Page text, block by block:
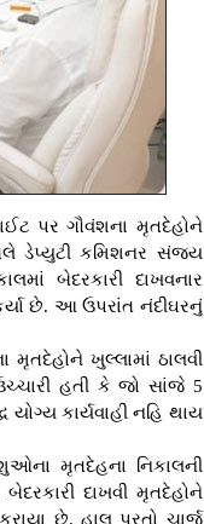
પર ગૌવંશના મૃતદેહોને
ડેપ્યુટી કમિશનર સંજય
બેદરકારી દાખવનાર
છે. આ ઉપરાંત નંદીઘરનું
મૃતદેહોને ખુલ્લામાં ઠાલવી
હતી કે જો સાંજે 5
યોગ્ય કાર્યવાહી નહિ થાય
મૃતદેહના નિકાલની
દાખવી મૃતદેહોને
છે. હાલ પૂરતો ચાર્જ